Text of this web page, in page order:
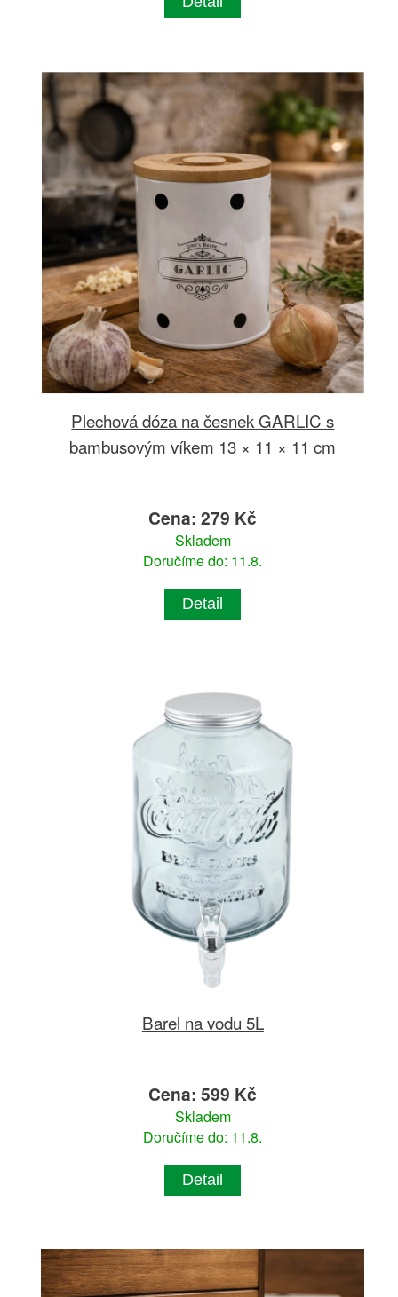
Plechová dóza na česnek GARLIC s
bambusovým víkem 13 × 11 × 11 cm
Cena: 279 Kč
Skladem
Doručíme do: 11.8.
Detail
Barel na vodu 5L
Cena: 599 Kč
Skladem
Doručíme do: 11.8.
Detail